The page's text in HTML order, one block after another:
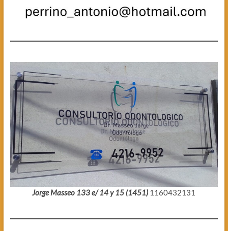
Jorge Masseo 133 e/ 14 y 15 (1451) 1160432131